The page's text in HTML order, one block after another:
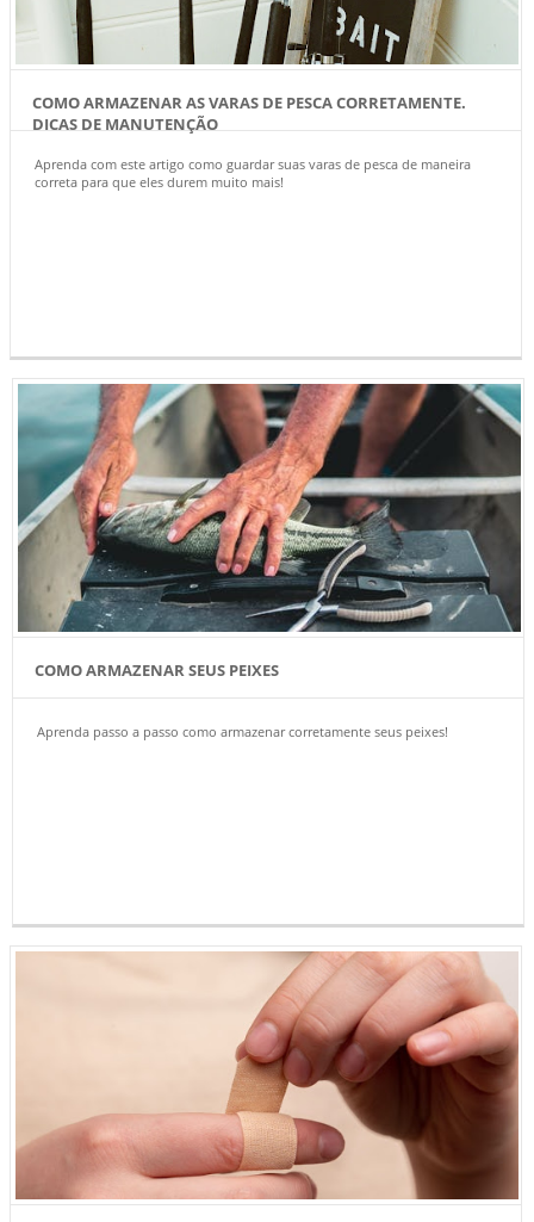
COMO ARMAZENAR AS VARAS DE PESCA CORRETAMENTE.
DICAS DE MANUTENÇÃO
Aprenda com este artigo como guardar suas varas de pesca de maneira
correta para que eles durem muito mais!
COMO ARMAZENAR SEUS PEIXES
Aprenda passo a passo como armazenar corretamente seus peixes!